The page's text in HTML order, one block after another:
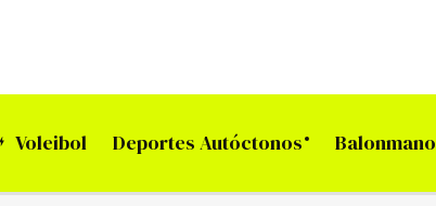
Voleibol Deportes Autóctonos Balonmano